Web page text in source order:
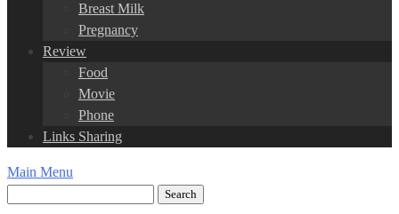
Breast Milk
Pregnancy
Review
Food
Movie
Phone
Links Sharing
Main Menu